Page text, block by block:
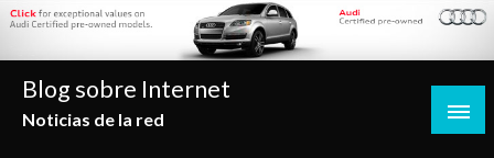
Saltar
contenido
Blog sobre Internet
Noticias de la red